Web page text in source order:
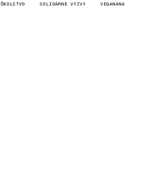
ŠKOLSTVO SOLIDÁRNE VÝZVY VEGANANA